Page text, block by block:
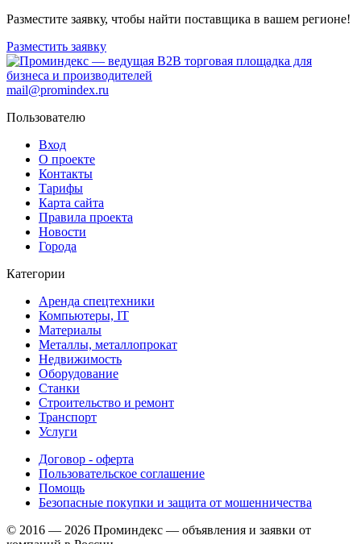
Разместите заявку, чтобы найти поставщика в вашем регионе!
Разместить заявку
mail@promindex.ru
Пользователю
Вход
О проекте
Контакты
Тарифы
Карта сайта
Правила проекта
Новости
Города
Категории
Аренда спецтехники
Компьютеры, IT
Материалы
Металлы, металлопрокат
Недвижимость
Оборудование
Станки
Строительство и ремонт
Транспорт
Услуги
Договор - оферта
Пользовательское соглашение
Помощь
Безопасные покупки и защита от мошенничества
© 2016 — 2026 Проминдекс — объявления и заявки от